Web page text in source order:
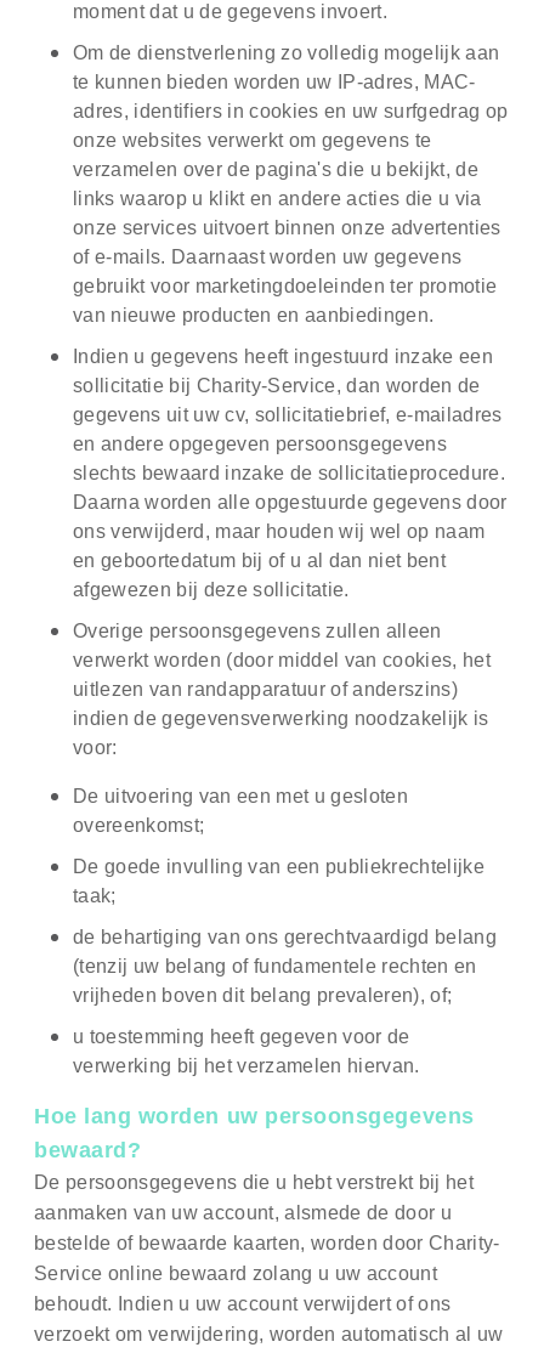
moment dat u de gegevens invoert.
Om de dienstverlening zo volledig mogelijk aan
te kunnen bieden worden uw IP-adres, MAC-
adres, identifiers in cookies en uw surfgedrag op
onze websites verwerkt om gegevens te
verzamelen over de pagina's die u bekijkt, de
links waarop u klikt en andere acties die u via
onze services uitvoert binnen onze advertenties
of e-mails. Daarnaast worden uw gegevens
gebruikt voor marketingdoeleinden ter promotie
van nieuwe producten en aanbiedingen.
Indien u gegevens heeft ingestuurd inzake een
sollicitatie bij Charity-Service, dan worden de
gegevens uit uw cv, sollicitatiebrief, e-mailadres
en andere opgegeven persoonsgegevens
slechts bewaard inzake de sollicitatieprocedure.
Daarna worden alle opgestuurde gegevens door
ons verwijderd, maar houden wij wel op naam
en geboortedatum bij of u al dan niet bent
afgewezen bij deze sollicitatie.
Overige persoonsgegevens zullen alleen
verwerkt worden (door middel van cookies, het
uitlezen van randapparatuur of anderszins)
indien de gegevensverwerking noodzakelijk is
voor:
De uitvoering van een met u gesloten
overeenkomst;
De goede invulling van een publiekrechtelijke
taak;
de behartiging van ons gerechtvaardigd belang
(tenzij uw belang of fundamentele rechten en
vrijheden boven dit belang prevaleren), of;
u toestemming heeft gegeven voor de
verwerking bij het verzamelen hiervan.
Hoe lang worden uw persoonsgegevens
bewaard?
De persoonsgegevens die u hebt verstrekt bij het
aanmaken van uw account, alsmede de door u
bestelde of bewaarde kaarten, worden door Charity-
Service online bewaard zolang u uw account
behoudt. Indien u uw account verwijdert of ons
verzoekt om verwijdering, worden automatisch al uw